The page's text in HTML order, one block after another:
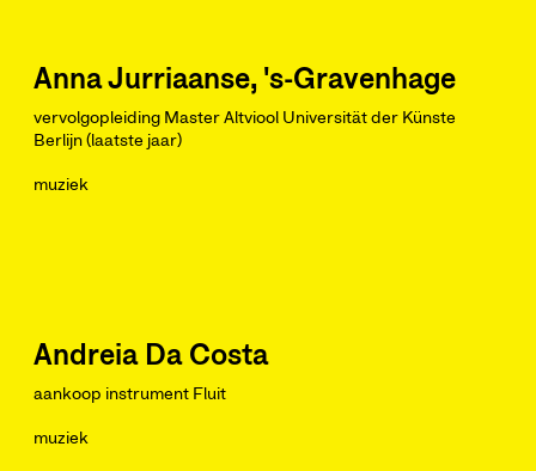
Anna Jurriaanse, 's-Gravenhage
vervolgopleiding Master Altviool Universität der Künste
Berlijn (laatste jaar)
muziek
Andreia Da Costa
aankoop instrument Fluit
muziek